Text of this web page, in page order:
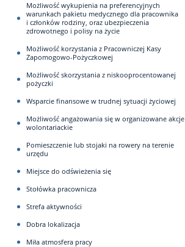
Możliwość wykupienia na preferencyjnych
warunkach pakietu medycznego dla pracownika
i członków rodziny, oraz ubezpieczenia
zdrowotnego i polisy na życie
Możliwość korzystania z Pracowniczej Kasy
Zapomogowo-Pożyczkowej
Możliwość skorzystania z niskooprocentowanej
pożyczki
Wsparcie finansowe w trudnej sytuacji życiowej
Możliwość angażowania się w organizowane akcje
wolontariackie
Pomieszczenie lub stojaki na rowery na terenie
urzędu
Miejsce do odświeżenia się
Stołówka pracownicza
Strefa aktywności
Dobra lokalizacja
Miła atmosfera pracy